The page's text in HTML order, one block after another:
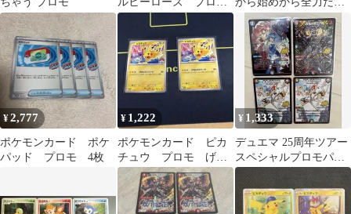
枚セット
プロモ トレジャーキ
ャンペーン
¥2,777
ポケモンカード ポケ
パッド プロモ 4枚
¥ 1,222
ポケモンカード ピカ
チュウ プロモ げき
とうスパーク
¥ 1,333
デュエマ 25周年ツアー
スペシャルプロモパッ
ク 3種4枚セット